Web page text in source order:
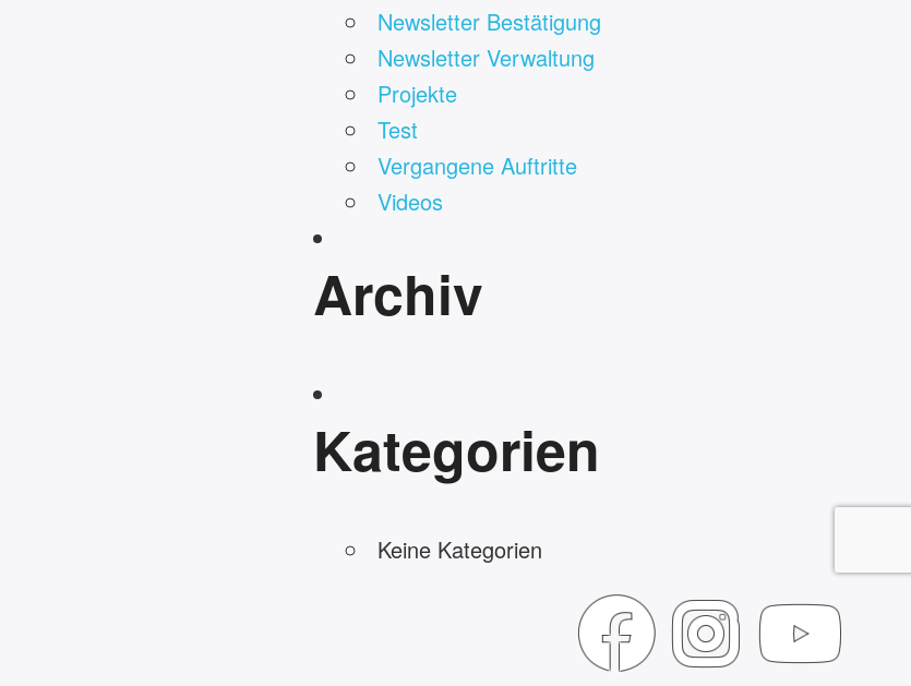
Newsletter Bestätigung
Newsletter Verwaltung
Projekte
Test
Vergangene Auftritte
Videos
Archiv
Kategorien
Keine Kategorien